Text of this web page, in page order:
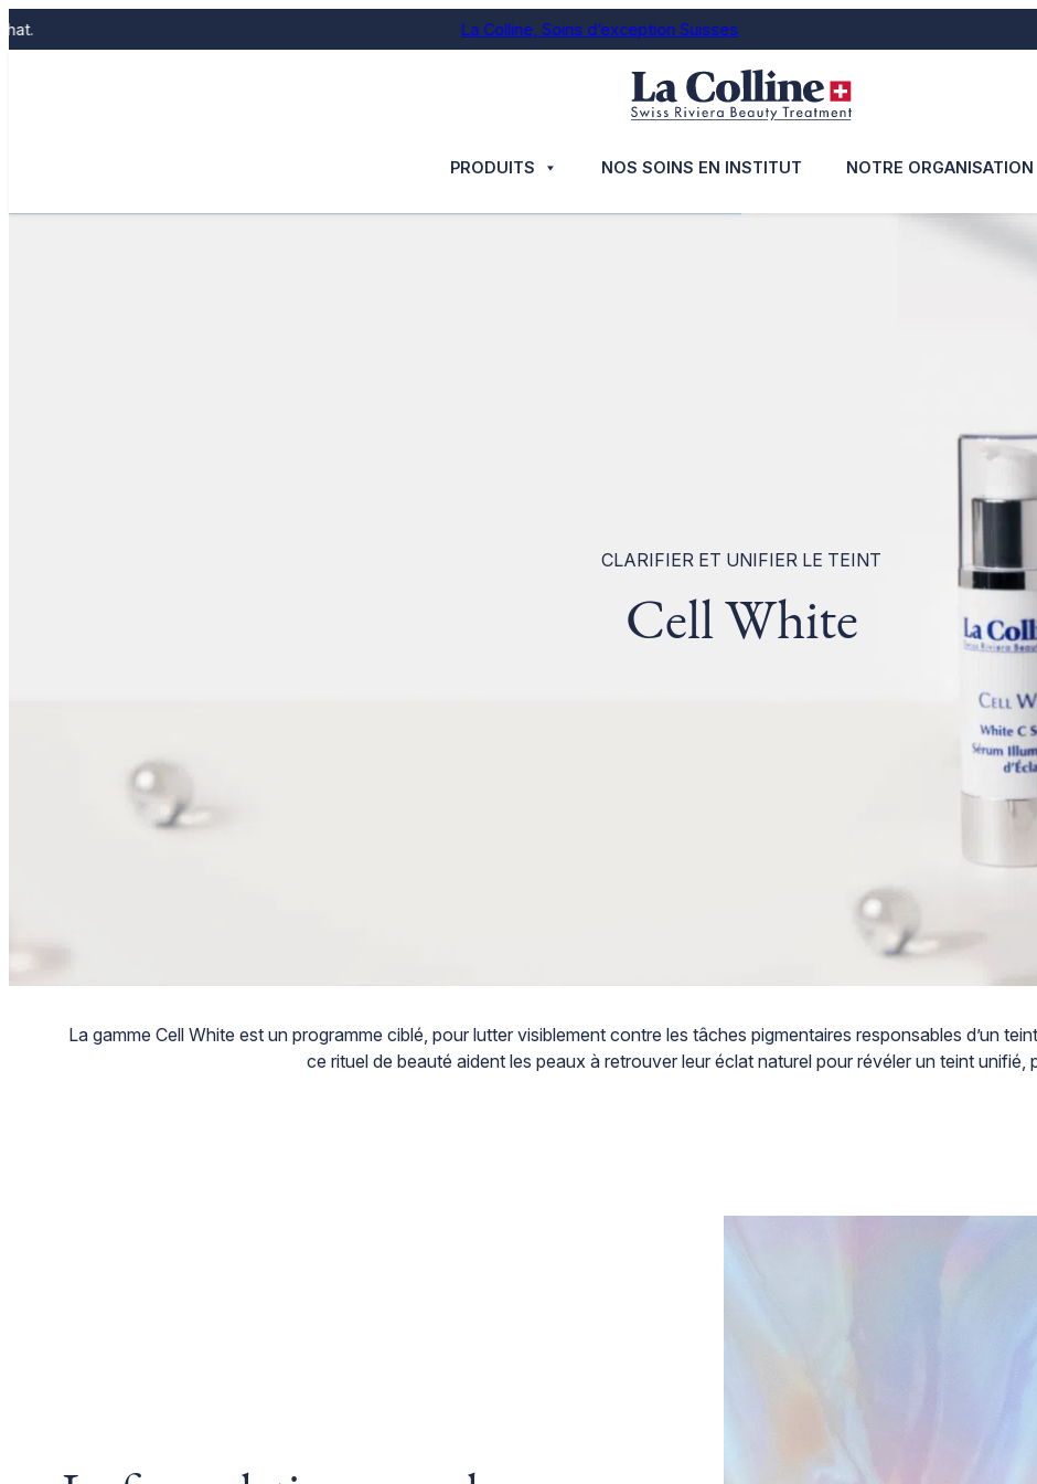
La Colline, Soins d’exception Suisses
PRODUITS NOS SOINS EN INSTITUT NOTRE ORGANISATION
CLARIFIER ET UNIFIER LE TEINT
Cell White
La gamme Cell White est un programme ciblé, pour lutter visiblement contre les tâches pigmentaires responsables d’un
ce rituel de beauté aident les peaux à retrouver leur éclat naturel pour révéler un teint unifié,